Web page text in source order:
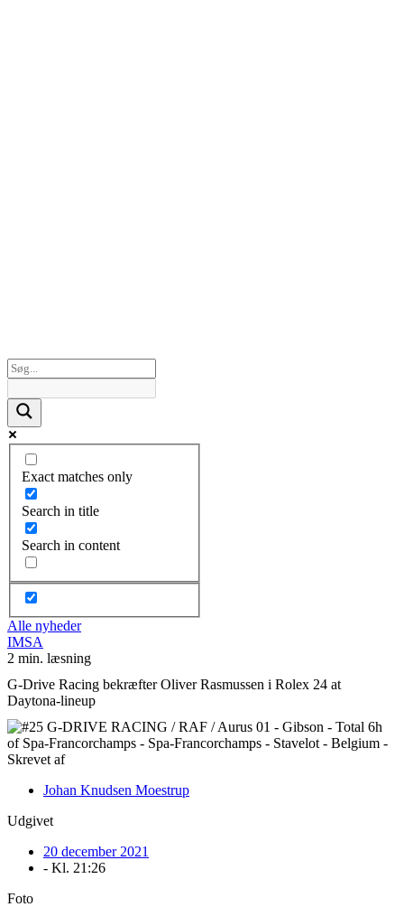
Exact matches only
Search in title
Search in content
Alle nyheder
IMSA
2 min. læsning
G-Drive Racing bekræfter Oliver Rasmussen i Rolex 24 at
Daytona-lineup
Skrevet af
Johan Knudsen Moestrup
Udgivet
20 december 2021
- Kl. 21:26
Foto